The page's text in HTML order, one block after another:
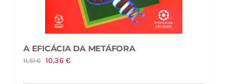
A EFICÁCIA DA METÁFORA
11,51€
O
10,36€O